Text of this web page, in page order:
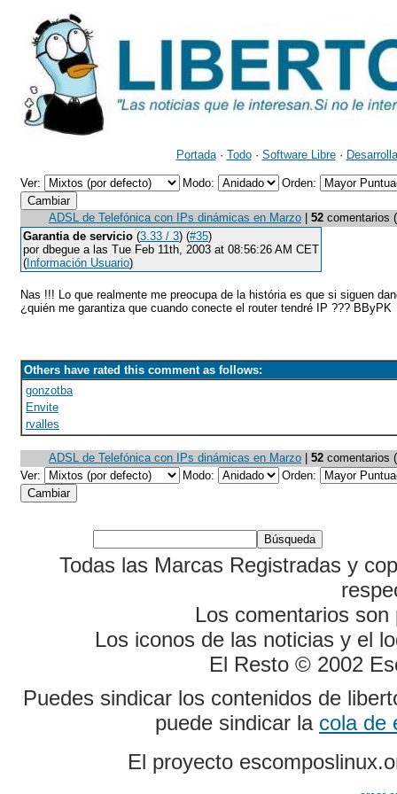
Portada· Todo· Software Libre·
Ver: Modo: Orden:
ADSL de Telefónica con IPs dinámicas en Marzo 52 comentarios
Garantia de servicio (3.33 / 3) (#35)
por dbegue a las Tue Feb 11th, 2003 at 08:56:26 AM CET
( Información Usuario)
Nas !!! Lo que realmente me preocupa de la história es que si siguen
¿quién me garantiza que cuando conecte el router tendré IP ??? BByPK
Others have rated this comment as follows:
gonzotba
Envite
rvalles
ADSL de Telefónica con IPs dinámicas en Marzo 52 comentarios
Ver:
Modo: Orden:
Todas las Marcas Registradas y
Los comentarios
Los iconos de las noticias y el
El Resto © 2002
Puedes sindicar los contenidos de
puede sindicar la cola de
El proyecto